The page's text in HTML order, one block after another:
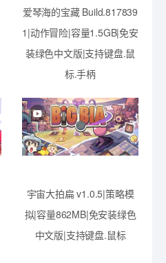
爱琴海的宝藏 Build.817839
1|动作冒险|容量1.5GB|免安
装绿色中文版|支持键盘.鼠
标.手柄
宇宙大拍扁 v1.0.5|策略模
拟|容量862MB|免安装绿色
中文版|支持键盘.鼠标